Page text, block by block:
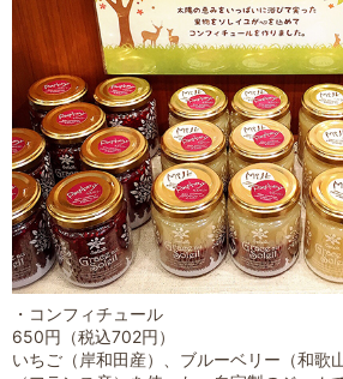
・コンフィチュール
650円（税込702円）
いちご（岸和田産）、ブルーベリー（和歌